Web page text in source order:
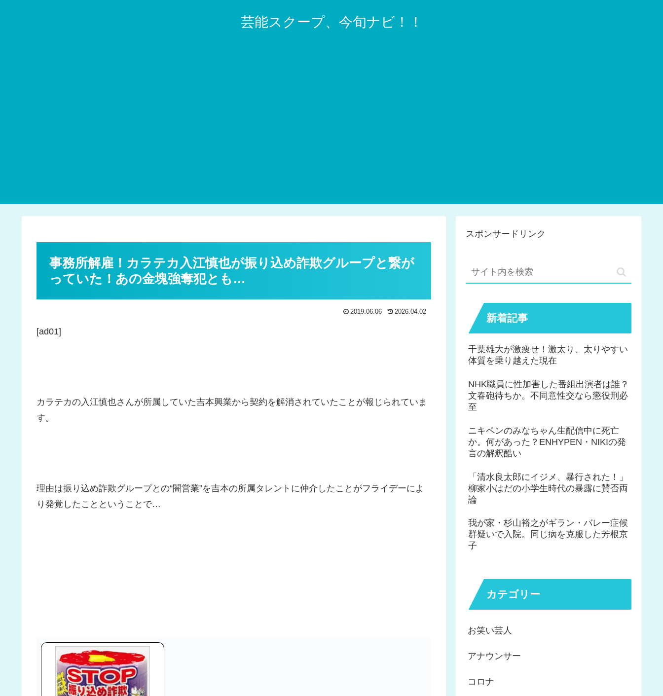
芸能スクープ、今旬ナビ！！
事務所解雇！カラテカ入江慎也が振り込め詐欺グループと繋が
っていた！あの金塊強奪犯とも…
2019.06.06 2026.04.02
[ad01]
カラテカの入江慎也さんが所属していた吉本興業から契約を解消されていたことが報じられていま
す。
理由は振り込め詐欺グループとの“闇営業”を吉本の所属タレントに仲介したことがフライデーによ
り発覚したことということで…
スポンサードリンク
新着記事
千葉雄大が激痩せ！激太り、太りやすい
体質を乗り越えた現在
NHK職員に性加害した番組出演者は誰？
文春砲待ちか。不同意性交なら懲役刑必
至
ニキペンのみなちゃん生配信中に死亡
か。何があった？ENHYPEN・NIKIの発
言の解釈酷い
「清水良太郎にイジメ、暴行された！」
柳家小はだの小学生時代の暴露に賛否両
論
我が家・杉山裕之がギラン・バレー症候
群疑いで入院。同じ病を克服した芳根京
子
カテゴリー
お笑い芸人
アナウンサー
コロナ